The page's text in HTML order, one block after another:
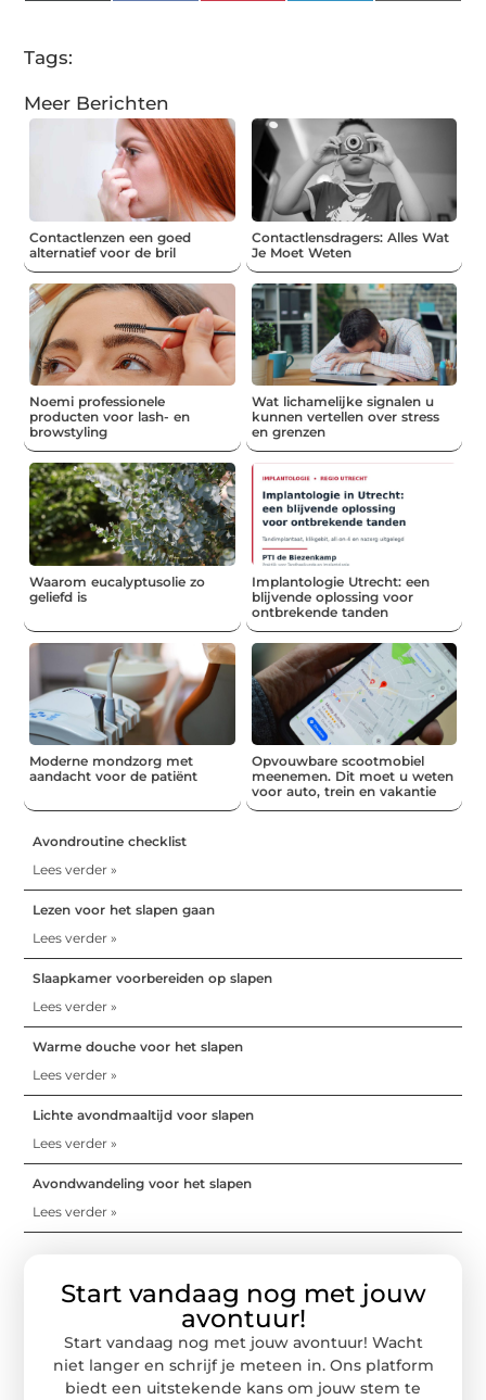
(Twitter)
Tags:
Meer Berichten
Contactlenzen een goed
alternatief voor de bril
Contactlensdragers: Alles Wat
Je Moet Weten
Noemi professionele
producten voor lash- en
browstyling
Wat lichamelijke signalen u
kunnen vertellen over stress
en grenzen
Waarom eucalyptusolie zo
geliefd is
Implantologie Utrecht: een
blijvende oplossing voor
ontbrekende tanden
Moderne mondzorg met
aandacht voor de patiënt
Opvouwbare scootmobiel
meenemen. Dit moet u weten
voor auto, trein en vakantie
Avondroutine checklist
Lees verder »
Lezen voor het slapen gaan
Lees verder »
Slaapkamer voorbereiden op slapen
Lees verder »
Warme douche voor het slapen
Lees verder »
Lichte avondmaaltijd voor slapen
Lees verder »
Avondwandeling voor het slapen
Lees verder »
Start vandaag nog met jouw
avontuur!
Start vandaag nog met jouw avontuur! Wacht
niet langer en schrijf je meteen in. Ons platform
biedt een uitstekende kans om jouw stem te